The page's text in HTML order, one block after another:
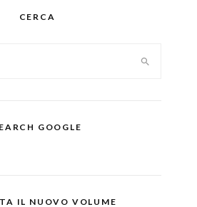
CERCA
GOOGLE
IL NUOVO VOLUME